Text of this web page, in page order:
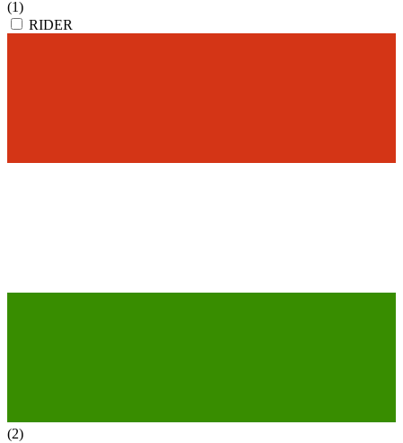
(1)
RIDER
(2)